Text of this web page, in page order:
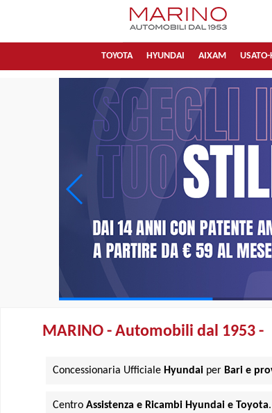
TOYOTA HYUNDAI AIXAM
MARINO - Automobili dal 1953 -
Concessionaria Ufficiale Hyundai per Bari e
Centro Assistenza e Ricambi Hyundai e Toyota.